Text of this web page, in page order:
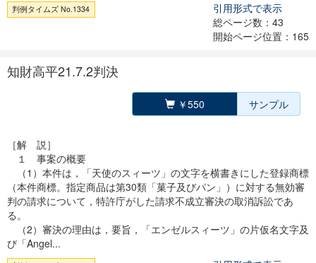
判例タイムズ No.1334
引用形式で表示
総ページ数：43
開始ページ位置：165
知財高平21.7.2判決
￥550 サンプル
［解 説］
１ 事案の概要
（1）本件は，「天使のスィーツ」の文字を横書きにした登録商標
（本件商標。指定商品は第30類「菓子及びパン」）に対する無効審
判の請求について，特許庁がした請求不成立審決の取消訴訟であ
る。
（2）審決の理由は，要旨，「エンゼルスィーツ」の片仮名文字及
び「Angel...